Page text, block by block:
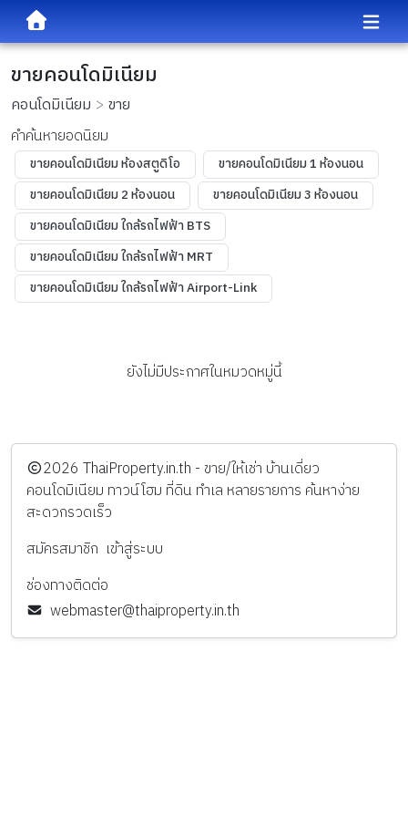
ขายคอนโดมิเนียม
คอนโดมิเนียม
ขาย
คำค้นหายอดนิยม
ขายคอนโดมิเนียม ห้องสตูดิโอ
ขายคอนโดมิเนียม 1 ห้องนอน
ขายคอนโดมิเนียม 2 ห้องนอน
ขายคอนโดมิเนียม 3 ห้องนอน
ขายคอนโดมิเนียม ใกล้รถไฟฟ้า BTS
ขายคอนโดมิเนียม ใกล้รถไฟฟ้า MRT
ขายคอนโดมิเนียม ใกล้รถไฟฟ้า Airport-Link
ยังไม่มีประกาศในหมวดหมู่นี้
️2026 ThaiProperty.in.th - ขาย/ให้เช่า บ้านเดี่ยว
คอนโดมิเนียม ทาวน์โฮม ที่ดิน ทำเล หลายรายการ ค้นหาง่าย
สะดวกรวดเร็ว
สมัครสมาชิก เข้าสู่ระบบ
ช่องทางติดต่อ
webmaster@thaiproperty.in.th